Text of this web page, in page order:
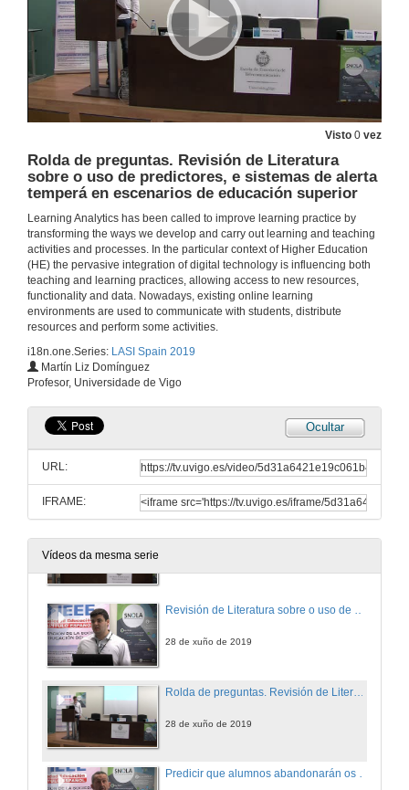
Visto 0 vez
Rolda de preguntas. Revisión de Literatura
sobre o uso de predictores, e sistemas de alerta
temperá en escenarios de educación superior
Learning Analytics has been called to improve learning practice by
transforming the ways we develop and carry out learning and teaching
activities and processes. In the particular context of Higher Education
(HE) the pervasive integration of digital technology is influencing both
teaching and learning practices, allowing access to new resources,
functionality and data. Nowadays, existing online learning
environments are used to communicate with students, distribute
resources and perform some activities.
i18n.one.Series: LASI Spain 2019
Martín Liz Domínguez
Profesor, Universidade de Vigo
Ocultar
URL:
IFRAME:
Vídeos da mesma serie
Rolda de preguntas. Deseño de procesos en Educación, estado actual e oportunidades
28 de xuño de 2019
Predición de desenvolvemento dos estudantes ao longo do tempo: estudo dun caso para un curso de enxeñería de aprendizaxe combinada
Rolda de preguntas. Predición de desenvolvemento dos estudantes ao longo do tempo: estudo dun caso para un curso de enxeñería de aprendizaxe combinada
28 de xuño de 2019
Análise da persistencia dos estudantes utilizando un modelo baseado en eventos
28 de xuño de 2019
28 de xuño de 2019
Revisión de Literatura sobre o uso de predictores, e sistemas de alerta temperá en escenarios de educación superior
28 de xuño de 2019
28 de xuño de 2019
Predicir que alumnos abandonarán os estudos é cuestión de comprobar os exames que fixeron: o caso dun módulo de estatística online